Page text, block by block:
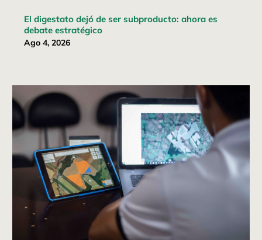
El digestato dejó de ser subproducto: ahora es
debate estratégico
Ago 4, 2026